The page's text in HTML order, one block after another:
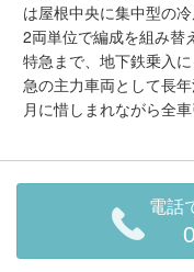
新規会員登録
会員ランクについて
レビューについて
は屋根中央に集中型の
2両単位で編成を組み替
特急まで、地下鉄乗入
急の主力車両として長
月に惜しまれながら全車
電話